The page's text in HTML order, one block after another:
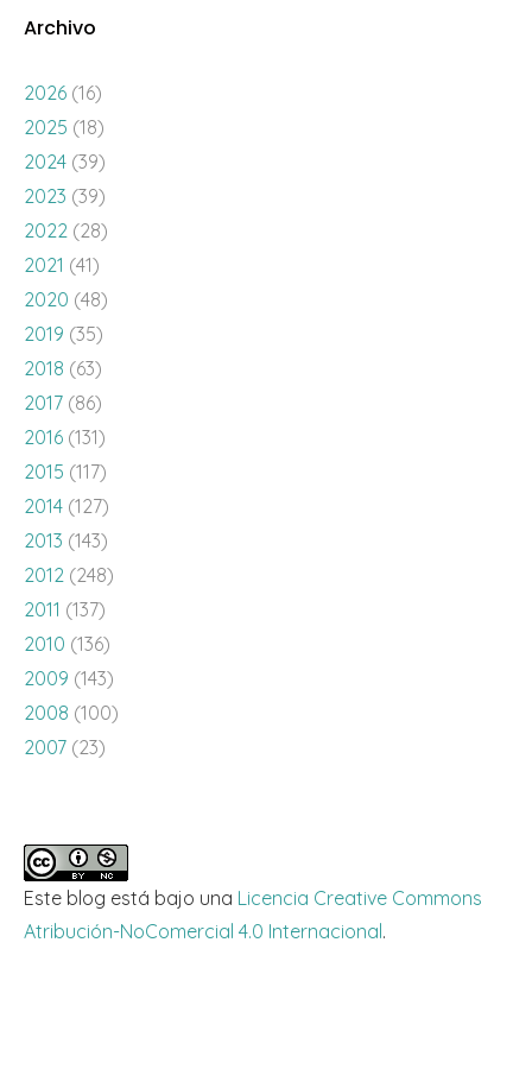
Archivo
2026 (16)
2025 (18)
2024 (39)
2023 (39)
2022 (28)
2021 (41)
2020 (48)
2019 (35)
2018 (63)
2017 (86)
2016 (131)
2015 (117)
2014 (127)
2013 (143)
2012 (248)
2011 (137)
2010 (136)
2009 (143)
2008 (100)
2007 (23)
Este blog está bajo una Licencia Creative Commons
Atribución-NoComercial 4.0 Internacional.